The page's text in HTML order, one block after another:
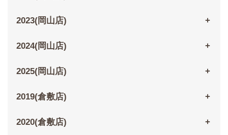
2023(岡山店)
2024(岡山店)
2025(岡山店)
2019(倉敷店)
2020(倉敷店)